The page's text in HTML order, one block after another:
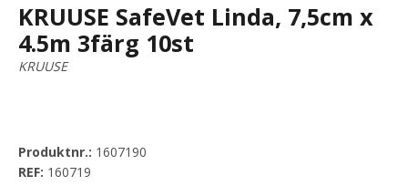
KRUUSE SafeVet Linda, 7,5cm x
4.5m 3färg 10st
KRUUSE
Produktnr.: 1607190
REF: 160719